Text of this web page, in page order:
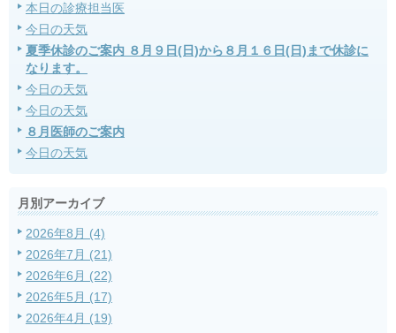
本日の診療担当医
今日の天気
夏季休診のご案内 ８月９日(日)から８月１６日(日)まで休診に
なります。
今日の天気
今日の天気
８月医師のご案内
今日の天気
月別アーカイブ
2026年8月 (4)
2026年7月 (21)
2026年6月 (22)
2026年5月 (17)
2026年4月 (19)